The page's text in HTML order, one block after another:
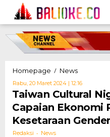
content
Homepage / NewsTaiwan
Cultural
Night,
Pamerkan
Capaian
Ekonomi
Perempuan
Rabu, 20 Maret 2024 | 12:16Oleh
Redaksi
Taiwan Cultural
Capaian Ekonomi
Kesetaraan Gender
Redaksi - News